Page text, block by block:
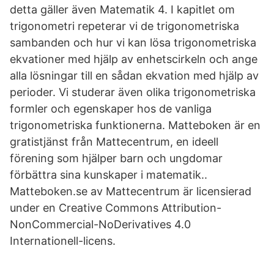
detta gäller även Matematik 4. I kapitlet om
trigonometri repeterar vi de trigonometriska
sambanden och hur vi kan lösa trigonometriska
ekvationer med hjälp av enhetscirkeln och ange
alla lösningar till en sådan ekvation med hjälp av
perioder. Vi studerar även olika trigonometriska
formler och egenskaper hos de vanliga
trigonometriska funktionerna. Matteboken är en
gratistjänst från Mattecentrum, en ideell
förening som hjälper barn och ungdomar
förbättra sina kunskaper i matematik..
Matteboken.se av Mattecentrum är licensierad
under en Creative Commons Attribution-
NonCommercial-NoDerivatives 4.0
Internationell-licens.